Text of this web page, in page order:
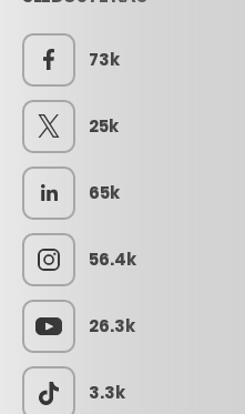
73k
25k
65k
56.4k
26.3k
3.3k